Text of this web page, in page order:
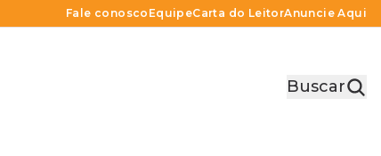
Fale conosco EquipeCarta do LeitorAnuncie Aqui
Buscar